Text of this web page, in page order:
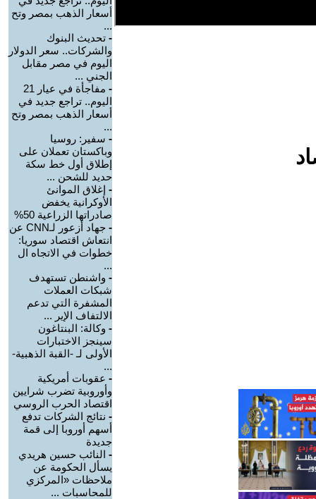
أسعار الذهب بمصر وتح
...
- تحديث البنوك
والشركات.. سعر الدولار
اليوم في مصر مقابل
الجني ...
-
مفاجأة في عيار 21
اليوم.. تراجع جديد في
أسعار الذهب بمصر وتح
...
- سفير: روسيا
وباكستان تعملان على
إطلاق أول خط سكة
حديد للشحن ...
- إغلاق الموانئ
الأوكرانية يخفض
صادراتها الزراعية 50%
-
جهاد أزعور لـCNN عن
انتعاش اقتصاد سوريا:
خطوات في الاتجاه ال
...
- واشنطن تستهدف
شبكات العملات
المشفرة التي تدعم
الالتفاف الإير ...
- وكالة: البنتاغون
سينجز الاختبارات
الأولى لـ -القبة الذهبية-
...
- عقوبات أمريكية
وأوروبية تضرب شرايين
اقتصاد الحرب الروسي
- نتائج الشركات تدفع
أسهم أوروبا إلى قمة
جديدة
- النائب حسين هريدي
يسأل الحكومة عن
ملاحظات «المركزي
للمحاسبات ...